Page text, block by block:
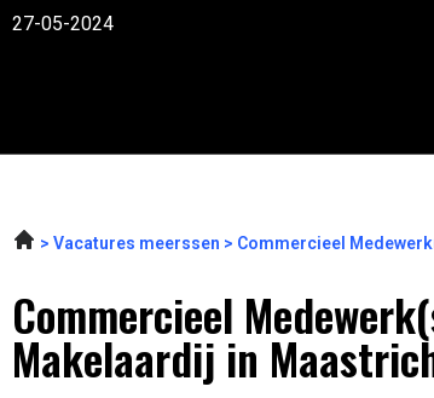
27-05-2024
Vacatures meerssen Commercieel
Commercieel
Makelaardij in